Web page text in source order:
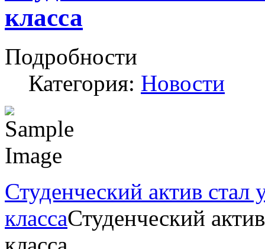
класса
Подробности
Категория: Новости
Студенческий актив стал
классаСтуденческий